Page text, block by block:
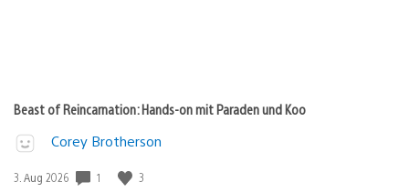
Beast of Reincarnation: Hands-on mit Paraden und Koo
Corey Brotherson
Veröffentlichungsdatum:
3. Aug 2026 1 3